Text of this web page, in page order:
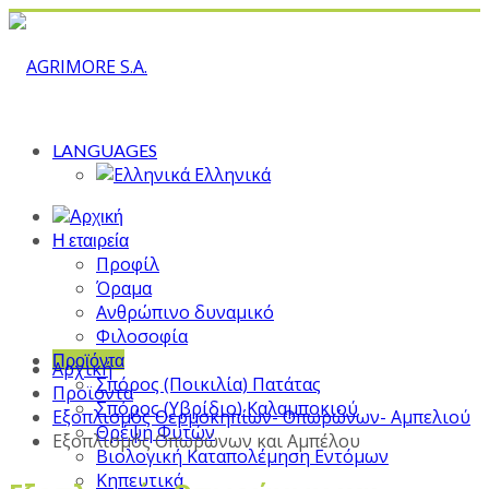
LANGUAGES
Ελληνικά
Η εταιρεία
Προφίλ
Όραμα
Ανθρώπινο δυναμικό
Φιλοσοφία
Προϊόντα
Σπόρος (Ποικιλία) Πατάτας
Σπόρος (Υβρίδιο) Καλαμποκιού
Θρέψη Φυτών
Βιολογική Καταπολέμηση Εντόμων
Κηπευτικά
Αρχική
Προϊόντα
Εξοπλισμός Θερμοκηπίων- Οπωρώνων- Αμπελιού
Εξοπλισμός Οπωρώνων και Αμπέλου